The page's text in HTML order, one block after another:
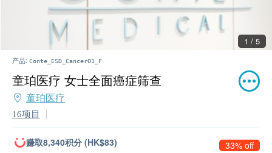
2 / 5
产品: Conte_ESD_Cancer01_F
童珀医疗 女士全面癌症筛查
童珀医疗
16项目
赚取8,340积分 (HK$83) 33% off